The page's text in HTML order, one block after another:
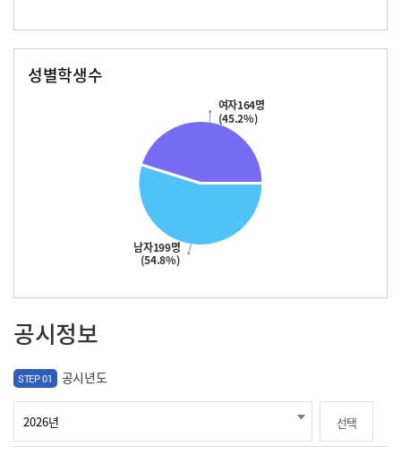
성별학생수
남자199명
(54.8%)
여자164명
(45.2%)
공시정보
STEP 01 공시년도
선택